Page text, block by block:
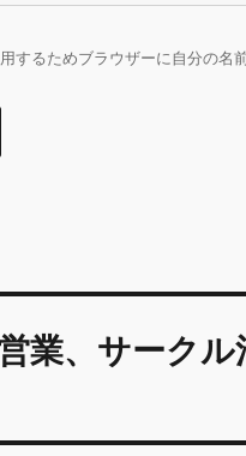
するためブラウザーに自分の名
業、サークル